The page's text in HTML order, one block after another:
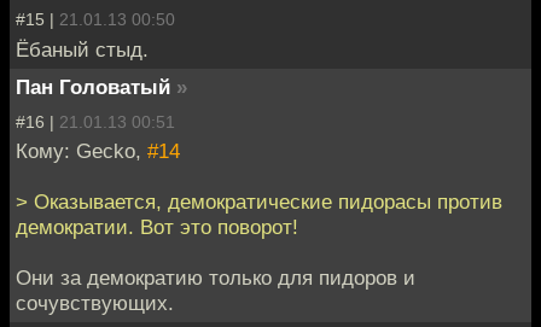
#15 | 21.01.13 00:50
Ёбаный стыд.
Пан Головатый »
#16 | 21.01.13 00:51
Кому: Gecko, #14
> Оказывается, демократические пидорасы против
демократии. Вот это поворот!
Они за демократию только для пидоров и
сочувствующих.